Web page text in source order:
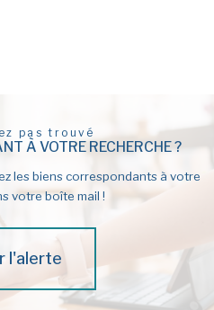
pas trouvé
À VOTRE RECHERCHE ?
les biens correspondants à votre
votre boîte mail !
l'alerte